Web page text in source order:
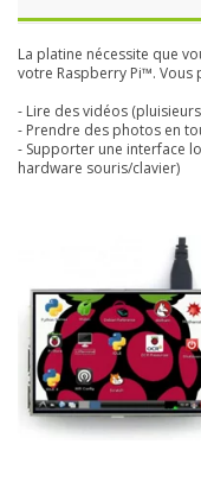
La platine nécessite que
votre Raspberry Pi™. Vous
- Lire des vidéos
- Prendre des photos en
- Supporter une interface
hardware souris/clavier)